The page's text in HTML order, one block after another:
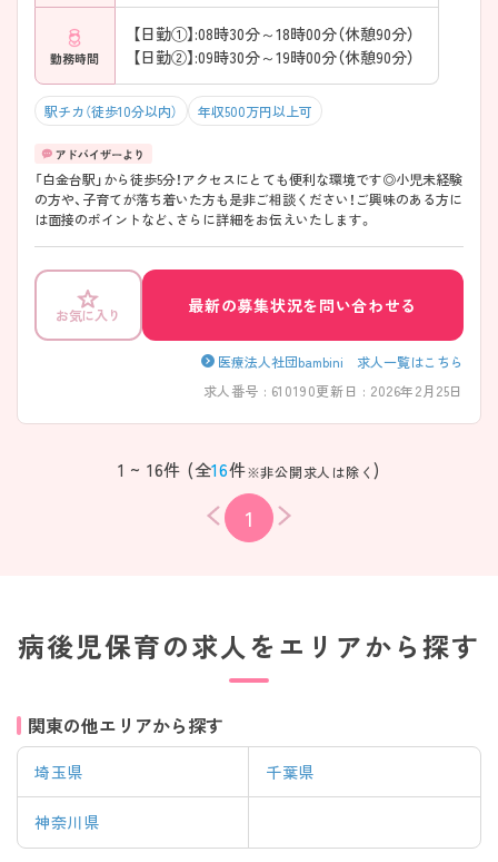
勤務時間
【日勤①】:08時30分～18時00分（休憩90分）
【日勤②】:09時30分～19時00分（休憩90分）
駅チカ（徒歩10分以内） 年収500万円以上可
「白金台駅」から徒歩5分！アクセスにとても便利な環境です◎小児未経験
の方や、子育てが落ち着いた方も是非ご相談ください！ご興味のある方に
は面接のポイントなど、さらに詳細をお伝えいたします。
お気に入り 最新の募集状況を問い合わせる
医療法人社団bambini 求人一覧はこちら
求人番号 : 610190更新日 : 2026年2月25日
1 ~ 16件 (全16件※非公開求人は除く )
1
病後児保育の求人をエリアから探す
関東の他エリアから探す
埼玉県 千葉県
神奈川県